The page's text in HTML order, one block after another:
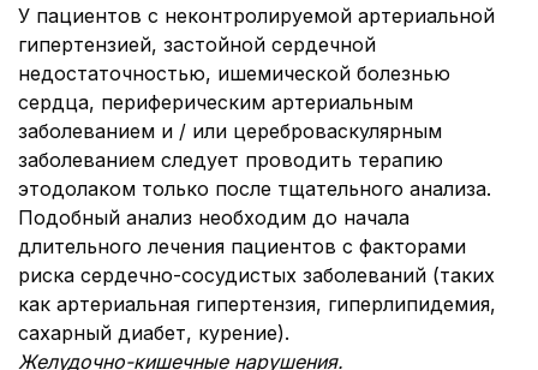
У пациентов с неконтролируемой артериальной
гипертензией, застойной сердечной
недостаточностью, ишемической болезнью
сердца, периферическим артериальным
заболеванием и / или цереброваскулярным
заболеванием следует проводить терапию
этодолаком только после тщательного анализа.
Подобный анализ необходим до начала
длительного лечения пациентов с факторами
риска сердечно-сосудистых заболеваний (таких
как артериальная гипертензия, гиперлипидемия,
сахарный диабет, курение).
Желудочно-кишечные нарушения.